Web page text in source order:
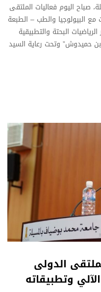
صباح اليوم فعاليات الملتقى
مع البيولوجيا والطب – الطبعة
البحتة والتطبيقية
بن حميدوش” وتحت رعاية السيد
الدولى
وتطبيقاته